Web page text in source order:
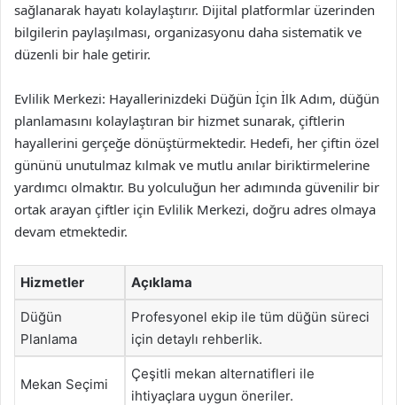
sağlanarak hayatı kolaylaştırır. Dijital platformlar üzerinden
bilgilerin paylaşılması, organizasyonu daha sistematik ve
düzenli bir hale getirir.
Evlilik Merkezi: Hayallerinizdeki Düğün İçin İlk Adım, düğün
planlamasını kolaylaştıran bir hizmet sunarak, çiftlerin
hayallerini gerçeğe dönüştürmektedir. Hedefi, her çiftin özel
gününü unutulmaz kılmak ve mutlu anılar biriktirmelerine
yardımcı olmaktır. Bu yolculuğun her adımında güvenilir bir
ortak arayan çiftler için Evlilik Merkezi, doğru adres olmaya
devam etmektedir.
Hizmetler Açıklama
Düğün
Planlama
Profesyonel ekip ile tüm düğün süreci
için detaylı rehberlik.
Mekan Seçimi
Çeşitli mekan alternatifleri ile
ihtiyaçlara uygun öneriler.